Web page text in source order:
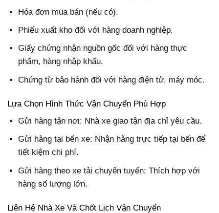
Hóa đơn mua bán (nếu có).
Phiếu xuất kho đối với hàng doanh nghiệp.
Giấy chứng nhận nguồn gốc đối với hàng thực
phẩm, hàng nhập khẩu.
Chứng từ bảo hành đối với hàng điện tử, máy móc.
Lựa Chọn Hình Thức Vận Chuyển Phù Hợp
Gửi hàng tận nơi: Nhà xe giao tận địa chỉ yêu cầu.
Gửi hàng tại bến xe: Nhận hàng trực tiếp tại bến để
tiết kiệm chi phí.
Gửi hàng theo xe tải chuyên tuyến: Thích hợp với
hàng số lượng lớn.
Liên Hệ Nhà Xe Và Chốt Lịch Vận Chuyển